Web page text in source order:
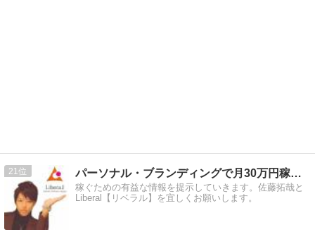
21 パーソナル・ブランディングで月30万円稼ぐ！
稼ぐための有益な情報を提示していきます。佐藤拓哉と
Liberal【リベラル】を宜しくお願いします。